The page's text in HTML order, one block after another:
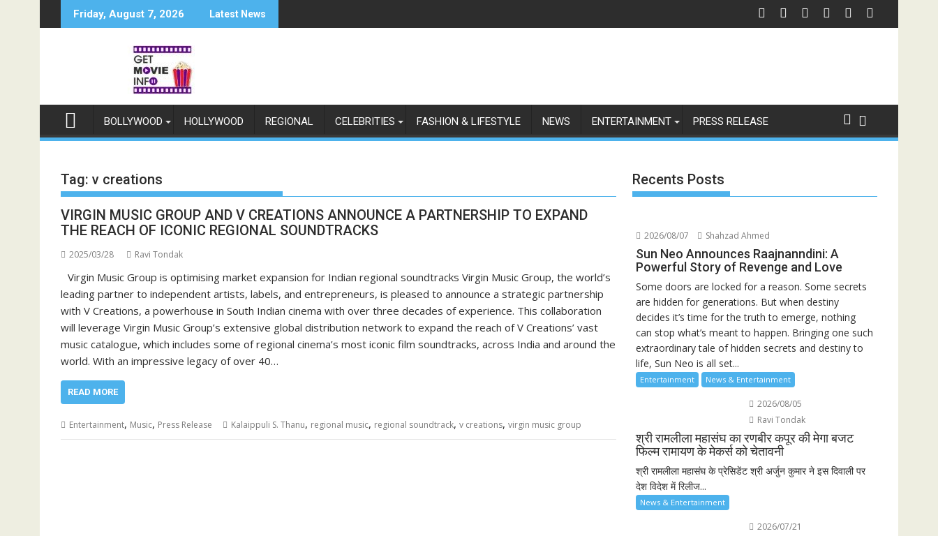
to
Friday, August 7, 2026 Latest News
BOLLYWOOD HOLLYWOOD REGIONAL CELEBRITIES FASHION & LIFESTYLE NEWS ENTERTAINMENT PRESS RELEASE
Tag: v creations
VIRGIN MUSIC GROUP AND V CREATIONS ANNOUNCE A PARTNERSHIP TO EXPAND
THE REACH OF ICONIC REGIONAL SOUNDTRACKS
2025/03/28 Ravi Tondak
Virgin Music Group is optimising market expansion for Indian regional soundtracks Virgin Music Group, the world’s
leading partner to independent artists, labels, and entrepreneurs, is pleased to announce a strategic partnership
with V Creations, a powerhouse in South Indian cinema with over three decades of experience. This collaboration
will leverage Virgin Music Group’s extensive global distribution network to expand the reach of V Creations’ vast
music catalogue, which includes some of regional cinema’s most iconic film soundtracks, across India and around the
world. With an impressive legacy of over 40…
READ MORE
Entertainment, Music, Press Release Kalaippuli S. Thanu, regional music, regional soundtrack, v creations, virgin music group
Recents Posts
2026/08/07 Shahzad Ahmed
Sun Neo Announces Raajnanndini: A
Powerful Story of Revenge and Love
Some doors are locked for a reason. Some secrets
are hidden for generations. But when destiny
decides it’s time for the truth to emerge, nothing
can stop what’s meant to happen. Bringing one such
extraordinary tale of hidden secrets and destiny to
life, Sun Neo is all set...
Entertainment News & Entertainment
2026/08/05
Ravi Tondak
श्री रामलीला महासंघ का रणबीर कपूर की मेगा बजट
फिल्म रामायण के मेकर्स को चेतावनी
श्री रामलीला महासंघ के प्रेसिडेंट श्री अर्जुन कुमार ने इस दिवाली पर
देश विदेश में रिलीज...
News & Entertainment
2026/07/21